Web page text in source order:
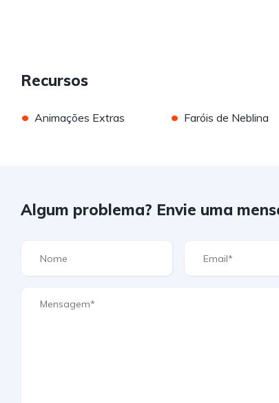
Recursos
• Animações Extras • Faróis de Neblina
Algum problema? Envie uma